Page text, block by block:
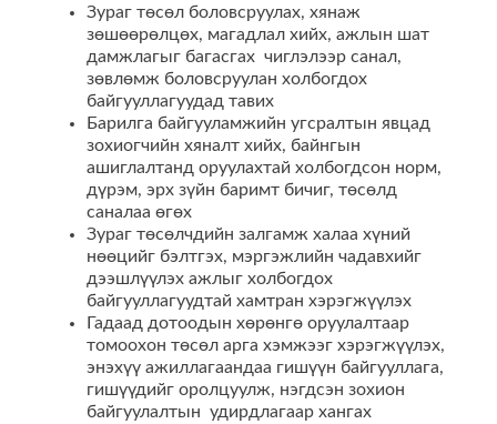
Зураг төсөл боловсруулах, хянаж
зөшөөрөлцөх, магадлал хийх, ажлын шат
дамжлагыг багасгах чиглэлээр санал,
зөвлөмж боловсруулан холбогдох
байгууллагуудад тавих
Барилга байгууламжийн угсралтын явцад
зохиогчийн хяналт хийх, байнгын
ашиглалтанд оруулахтай холбогдсон норм,
дүрэм, эрх зүйн баримт бичиг, төсөлд
саналаа өгөх
Зураг төсөлчдийн залгамж халаа хүний
нөөцийг бэлтгэх, мэргэжлийн чадавхийг
дээшлүүлэх ажлыг холбогдох
байгууллагуудтай хамтран хэрэгжүүлэх
Гадаад дотоодын хөрөнгө оруулалтаар
томоохон төсөл арга хэмжээг хэрэгжүүлэх,
энэхүү ажиллагаандаа гишүүн байгууллага,
гишүүдийг оролцуулж, нэгдсэн зохион
байгуулалтын удирдлагаар хангах